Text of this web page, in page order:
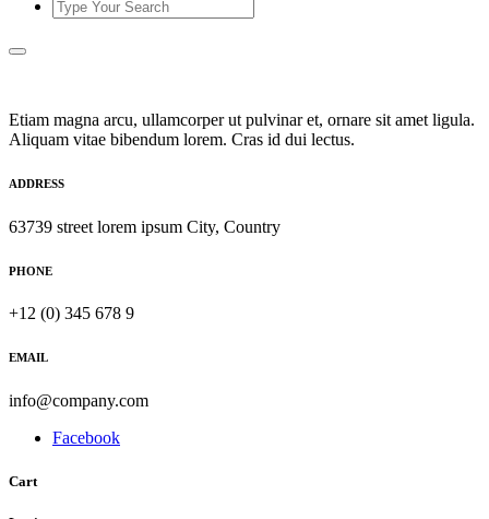
Etiam magna arcu, ullamcorper ut pulvinar et, ornare sit amet ligula.
Aliquam vitae bibendum lorem. Cras id dui lectus.
ADDRESS
63739 street lorem ipsum City, Country
PHONE
+12 (0) 345 678 9
EMAIL
info@company.com
Facebook
Cart